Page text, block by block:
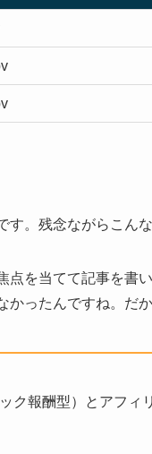
。残念ながらこんな
点を当てて記事を書
ったんですね。だ
ク報酬型）とアフィ